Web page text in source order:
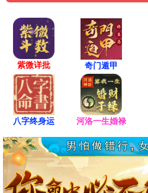
紫微详批 奇门遁甲
八字终身运 河洛一生婚禄